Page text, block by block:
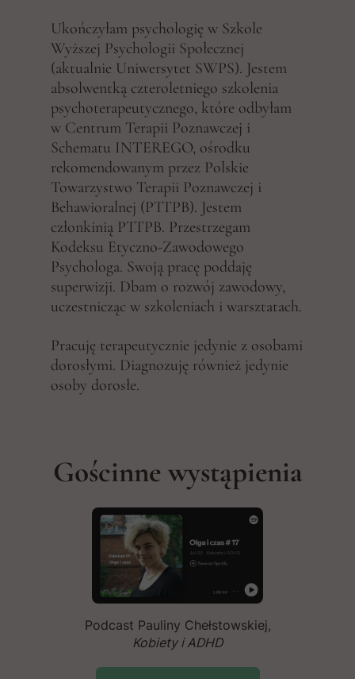
Ukończyłam psychologię w Szkole
Wyższej Psychologii Społecznej
(aktualnie Uniwersytet SWPS). Jestem
absolwentką czteroletniego szkolenia
psychoterapeutycznego, które odbyłam
w Centrum Terapii Poznawczej i
Schematu INTEREGO, ośrodku
rekomendowanym przez Polskie
Towarzystwo Terapii Poznawczej i
Behawioralnej (PTTPB). Jestem
członkinią PTTPB. Przestrzegam
Kodeksu Etyczno-Zawodowego
Psychologa. Swoją pracę poddaję
superwizji. Dbam o rozwój zawodowy,
uczestnicząc w szkoleniach i warsztatach.
Pracuję terapeutycznie jedynie z osobami
dorosłymi. Diagnozuję również jedynie
osoby dorosłe.
Gościnne wystąpienia
Podcast Pauliny Chełstowskiej,
Kobiety i ADHD